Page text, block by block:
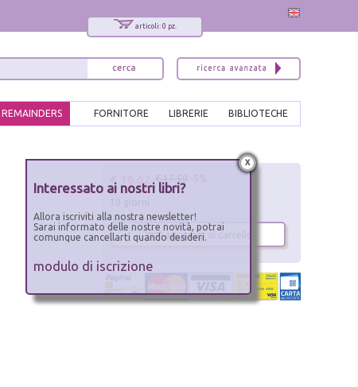
articoli: 0 pz.
BIBLIOTECHE
LIBRERIE
FORNITORE
REMAINDERS
€ 16.62
aggiungi al carrello
x
Interessato ai nostri libri?
Allora iscriviti alla nostra newsletter!
Sarai informato delle nostre novità, potrai
comunque cancellarti quando desideri.
modulo di iscrizione